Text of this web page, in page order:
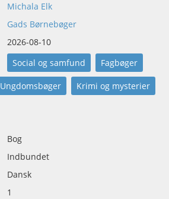
Michala Elk
Gads Børnebøger
2026-08-10
Social og samfund Fagbøger
Ungdomsbøger Krimi og mysterier
Bog
Indbundet
Dansk
1